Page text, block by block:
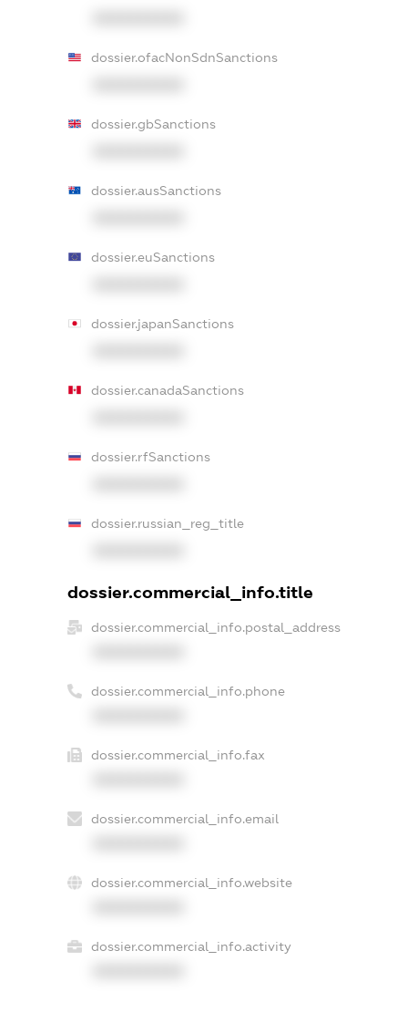
dossier.ofacNonSdnSanctions
dossier.gbSanctions
dossier.ausSanctions
dossier.euSanctions
dossier.japanSanctions
dossier.canadaSanctions
dossier.rfSanctions
dossier.russian_reg_title
dossier.commercial_info.title
dossier.commercial_info.postal_address
dossier.commercial_info.phone
dossier.commercial_info.fax
dossier.commercial_info.email
dossier.commercial_info.website
dossier.commercial_info.activity